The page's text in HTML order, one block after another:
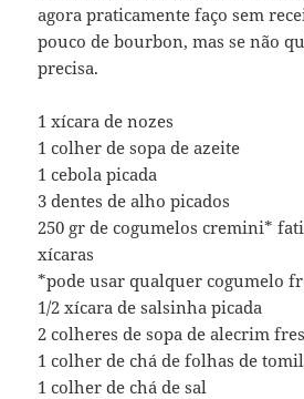
agora praticamente faço sem
pouco de bourbon, mas se não
precisa.
1 xícara de nozes
1 colher de sopa de azeite
1 cebola picada
3 dentes de alho picados
250 gr de cogumelos cremini*
xícaras
*pode usar qualquer cogumelo
1/2 xícara de salsinha picada
2 colheres de sopa de alecrim
1 colher de chá de folhas de
1 colher de chá de sal